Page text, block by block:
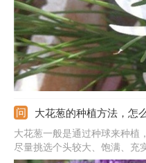
大花葱的种植方法，怎
大花葱一般是通过种球来种植
尽量挑选个头较大、饱满、充